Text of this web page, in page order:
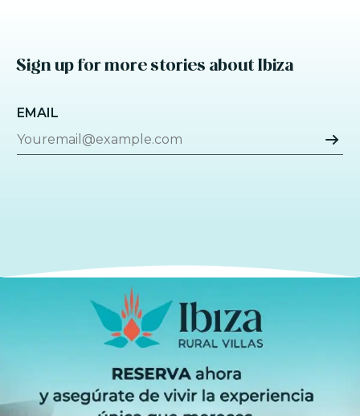
Sign up for more stories about Ibiza
EMAIL